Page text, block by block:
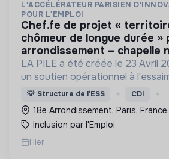
L'ACCÉLÉRATEUR PARISIEN
POUR L'EMPLOI
chef.fe de projet « territoires zéro
chômeur de longue durée »
arrondissement – chapelle
LA PILE a été créée le 23 Avril
un soutien opérationnel à
l’expérimentation "Territoires
Longue Durée" à Paris
💡 Structure de l’ESS CDI
18e Arrondissement, Paris, France
Inclusion par l'Emploi
Hier